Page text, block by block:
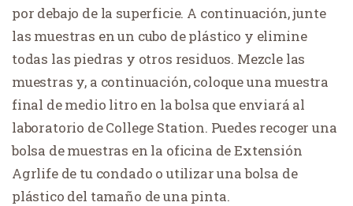
por debajo de la superficie. A continuación, junte
las muestras en un cubo de plástico y elimine
todas las piedras y otros residuos. Mezcle las
muestras y, a continuación, coloque una muestra
final de medio litro en la bolsa que enviará al
laboratorio de College Station. Puedes recoger una
bolsa de muestras en la oficina de Extensión
Agrlife de tu condado o utilizar una bolsa de
plástico del tamaño de una pinta.